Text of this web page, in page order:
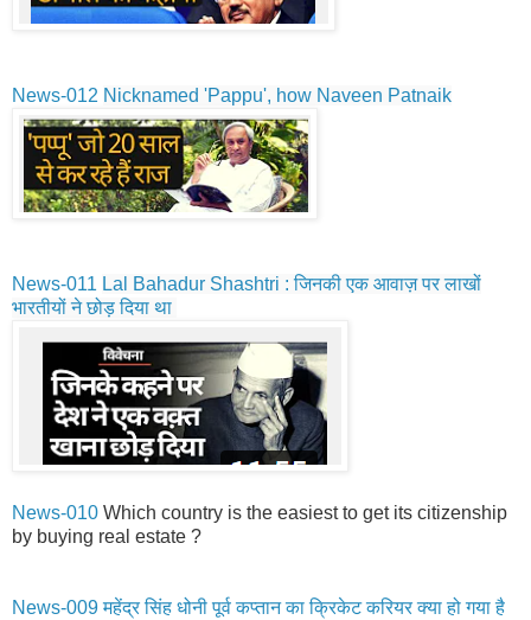
News-012 Nicknamed 'Pappu', how Naveen Patnaik
News-011 Lal Bahadur Shashtri : जिनकी एक आवाज़ पर लाखों
भारतीयों ने छोड़ दिया था
News-010 Which country is the easiest to get its citizenship
by buying real estate ?
News-009महेंद्र सिंह धोनीपूर्व कप्तान का क्रिकेट करियर क्या हो गया है